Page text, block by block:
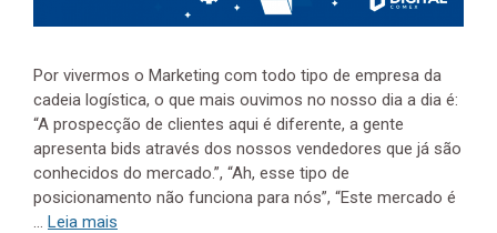
Por vivermos o Marketing com todo tipo de empresa da
cadeia logística, o que mais ouvimos no nosso dia a dia é:
“A prospecção de clientes aqui é diferente, a gente
apresenta bids através dos nossos vendedores que já são
conhecidos do mercado.”, “Ah, esse tipo de
posicionamento não funciona para nós”, “Este mercado é
… Leia mais